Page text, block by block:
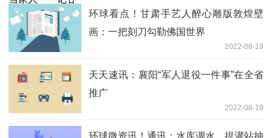
环球看点！甘肃手艺人醉心雕版敦煌壁
画：一把刻刀勾勒佛国世界
2022-08-19
天天速讯：襄阳“军人退役一件事”在全省
推广
2022-08-19
环球微资讯！通讯：水库调水、提灌站抽